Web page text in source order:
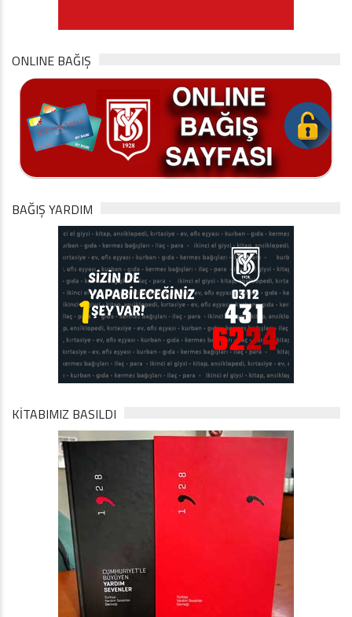
ONLINE BAĞIŞ
BAĞIŞ YARDIM
KİTABIMIZ BASILDI